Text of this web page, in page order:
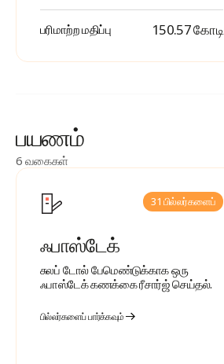
பரிமாற்ற மதிப்பு ₹ 150.57 கோடி
பயணம்
6 வகைகள்
31 பில்லர்களைப்
ஃபாஸ்டேக்
சுலப் டோல் பேமெண்டுக்காக ஒரு
ஃபாஸ்டேக் கணக்கை ரீசார்ஜ் செய்தல்.
பில்லர்களைப் பார்க்கவும்